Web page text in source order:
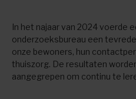
In het najaar van 2024 voerde
onderzoeksbureau een
onze bewoners, hun
thuiszorg. De resultaten
aangegrepen om continu te